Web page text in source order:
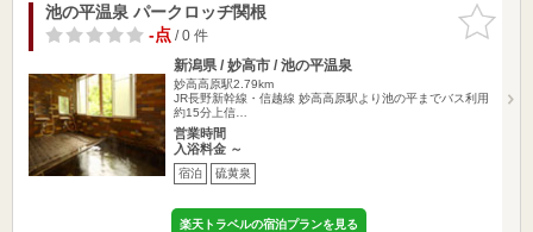
お気に入
りに追加
池の平温泉 パークロッヂ関根
-点/ 0 件
新潟県 / 妙高市 / 池の平温泉
妙高高原駅2.79km
JR長野新幹線・信越線 妙高高原駅より池の平までバス利用
約15分上信…
営業時間
入浴料金 ～
宿泊 硫黄泉
楽天トラベルの宿泊プランを見る